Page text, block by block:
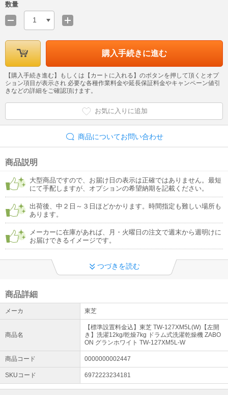
数量
1
購入手続きに進む
【購入手続き進む】もしくは【カートに入れる】のボタンを押して頂くとオプ
ション項目が表示され 必要な各種作業料金や延長保証料金やキャンペーン値引
きなどの詳細をご確認頂けます。
お気に入りに追加
商品についてお問い合わせ
商品説明
大型商品ですので、お届け日の表示は正確ではありません。最短
にて手配しますが、オプションの希望納期を記載ください。
出荷後、中２日～３日ほどかかります。時間指定も難しい場所も
あります。
メーカーに在庫があれば、月・火曜日の注文で週末から週明けに
お届けできるイメージです。
つづきを読む
商品詳細
メーカ 東芝
商品名
【標準設置料金込】東芝 TW-127XM5L(W)【左開
き】洗濯12kg/乾燥7kg ドラム式洗濯乾燥機 ZABO
ON グランホワイト TW-127XM5L-W
商品コード 0000000002447
SKUコード 6972223234181